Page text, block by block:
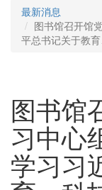
最新消息
图书馆召开馆
平总书记关于教
图书馆
习中心
学习习